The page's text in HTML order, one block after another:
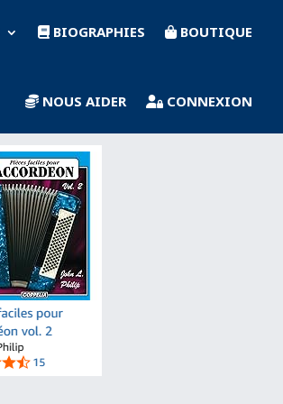
BIOGRAPHIES BOUTIQUE
NOUS AIDER CONNEXION